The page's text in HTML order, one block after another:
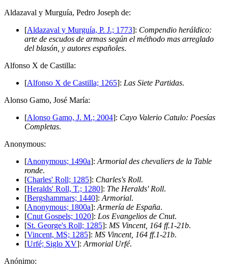
Aldazaval y Murguía, Pedro Joseph de:
[Aldazaval y Murguía, P. J.; 1773]: Compendio heráldico:
arte de escudos de armas según el méthodo mas arreglado
del blasón, y autores españoles.
Alfonso X de Castilla:
[Alfonso X de Castilla; 1265]: Las Siete Partidas.
Alonso Gamo, José María:
[Alonso Gamo, J. M.; 2004]: Cayo Valerio Catulo: Poesías
Completas.
Anonymous:
[Anonymous; 1490a]: Armorial des chevaliers de la Table
ronde.
[Charles' Roll; 1285]: Charles's Roll.
[Heralds' Roll, T.; 1280]: The Heralds' Roll.
[Bergshammars; 1440]: Armorial.
[Anonymous; 1800a]: Armería de España.
[Cnut Gospels; 1020]: Los Evangelios de Cnut.
[St. George's Roll; 1285]: MS Vincent, 164 ff.1-21b.
[Vincent, MS; 1285]: MS Vincent, 164 ff.1-21b.
[Urfé; Siglo XV]: Armorial Urfé.
Anónimo: